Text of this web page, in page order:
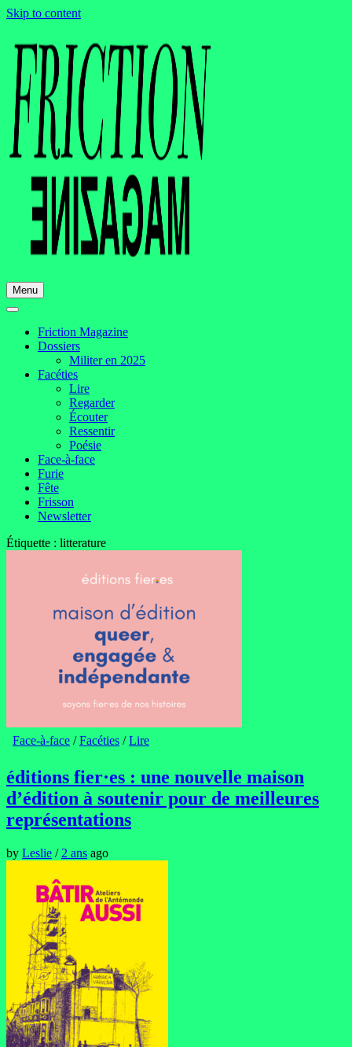
Skip to content
Menu
Friction Magazine
Dossiers
Militer en 2025
Facéties
Lire
Regarder
Écouter
Ressentir
Poésie
Face-à-face
Furie
Fête
Frisson
Newsletter
Étiquette : litterature
Face-à-face /Facéties /Lire
éditions fier·es : une nouvelle maison
d’édition à soutenir pour de meilleures
représentations
by Leslie / 2 ans ago